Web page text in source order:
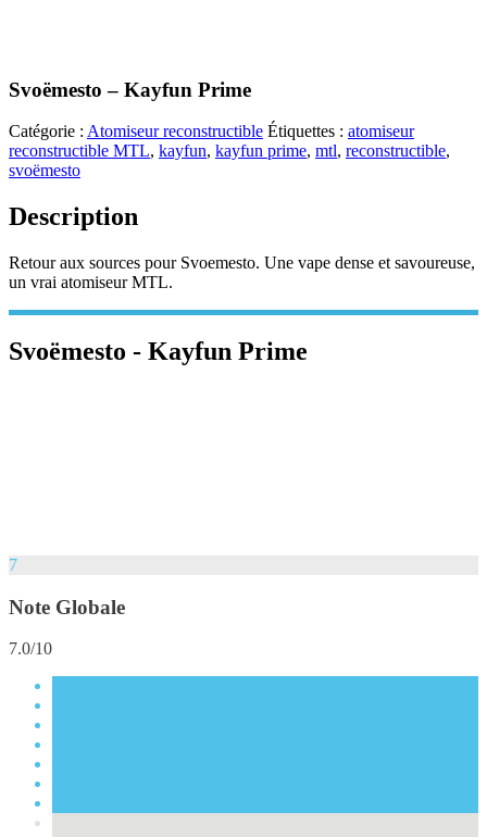
Svoëmesto – Kayfun Prime
Catégorie : Atomiseur reconstructible Étiquettes : atomiseur
reconstructible MTL, kayfun, kayfun prime, mtl, reconstructible,
svoëmesto
Description
Retour aux sources pour Svoemesto. Une vape dense et savoureuse,
un vrai atomiseur MTL.
Svoëmesto - Kayfun Prime
7
Note Globale
7.0/10